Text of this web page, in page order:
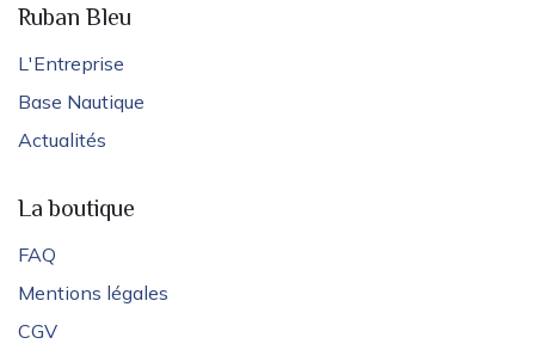
Ruban Bleu
L'Entreprise
Base Nautique
Actualités
La boutique
FAQ
Mentions légales
CGV